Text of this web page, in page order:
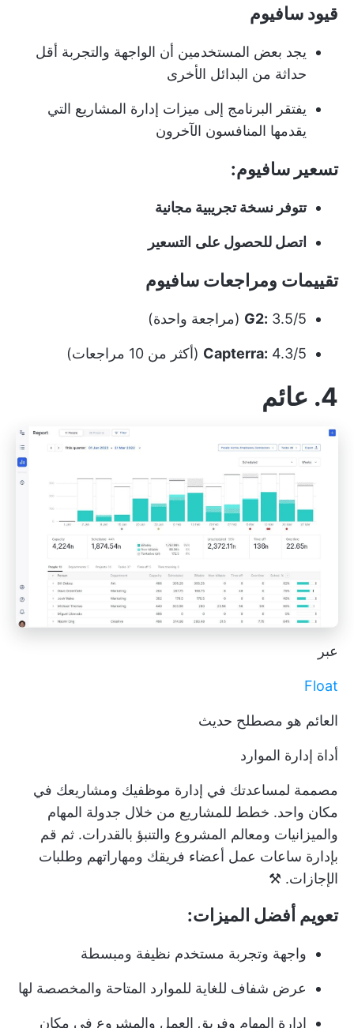
قيود سافيوم
يجد بعض المستخدمين أن الواجهة والتجربة أقل
حداثة من البدائل الأخرى
يفتقر البرنامج إلى ميزات إدارة المشاريع التي
يقدمها المنافسون الآخرون
تسعير سافيوم:
تتوفر نسخة تجريبية مجانية
اتصل للحصول على التسعير
تقييمات ومراجعات سافيوم
G2: 3.5/5 (مراجعة واحدة)
Capterra: 4.3/5 (أكثر من 10 مراجعات)
4. عائم
عبر
Float
العائم هو مصطلح حديث
أداة إدارة الموارد
مصممة لمساعدتك في إدارة موظفيك ومشاريعك في
مكان واحد. خطط للمشاريع من خلال جدولة المهام
والميزانيات ومعالم المشروع والتنبؤ بالقدرات. ثم قم
بإدارة ساعات عمل أعضاء فريقك ومهاراتهم وطلبات
الإجازات. ⚒️
تعويم أفضل الميزات:
واجهة وتجربة مستخدم نظيفة ومبسطة
عرض شفاف للغاية للموارد المتاحة والمخصصة لها
إدارة المهام وفريق العمل والمشروع في مكان